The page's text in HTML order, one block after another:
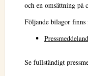
och en omsättning
Följande bilagor
Se fullständigt